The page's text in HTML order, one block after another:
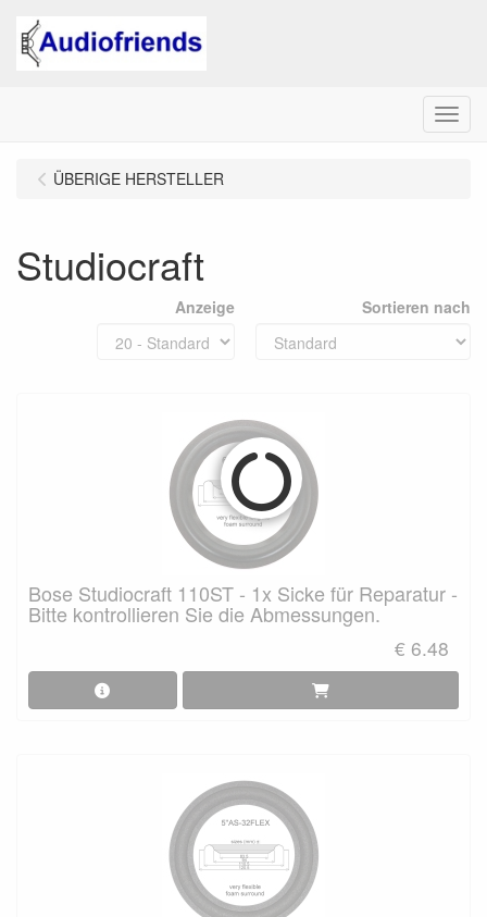
Menu
ÜBERIGE HERSTELLER
Studiocraft
Anzeige Sortieren nach
Bose Studiocraft 110ST - 1x Sicke für Reparatur -
Bitte kontrollieren Sie die Abmessungen.
€ 6.48